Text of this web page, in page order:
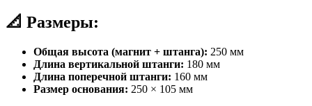
📐 Размеры:
Общая высота (магнит + штанга): 250 мм
Длина вертикальной штанги: 180 мм
Длина поперечной штанги: 160 мм
Размер основания: 250 × 105 мм